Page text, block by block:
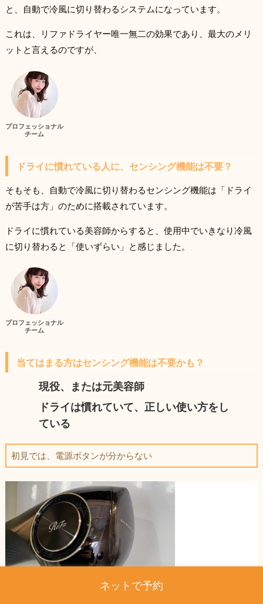
と、自動で冷風に切り替わるシステムになっています。
これは、リファドライヤー唯一無二の効果であり、最大のメリ
ットと言えるのですが、
プロフェッショナル
チーム
ドライに慣れている人に、センシング機能は不要？
そもそも、自動で冷風に切り替わるセンシング機能は「ドライ
が苦手は方」のために搭載されています。
ドライに慣れている美容師からすると、使用中でいきなり冷風
に切り替わると「使いずらい」と感じました。
プロフェッショナル
チーム
当てはまる方はセンシング機能は不要かも？
現役、または元美容師
ドライは慣れていて、正しい使い方をし
ている
初見では、電源ボタンが分からない
ネットで予約